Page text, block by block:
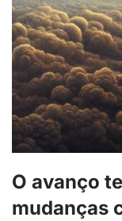
O avanço
mudanças